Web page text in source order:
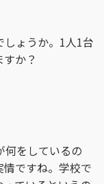
ょうか。1人1台
か？
何をしているの
ですね。学校で